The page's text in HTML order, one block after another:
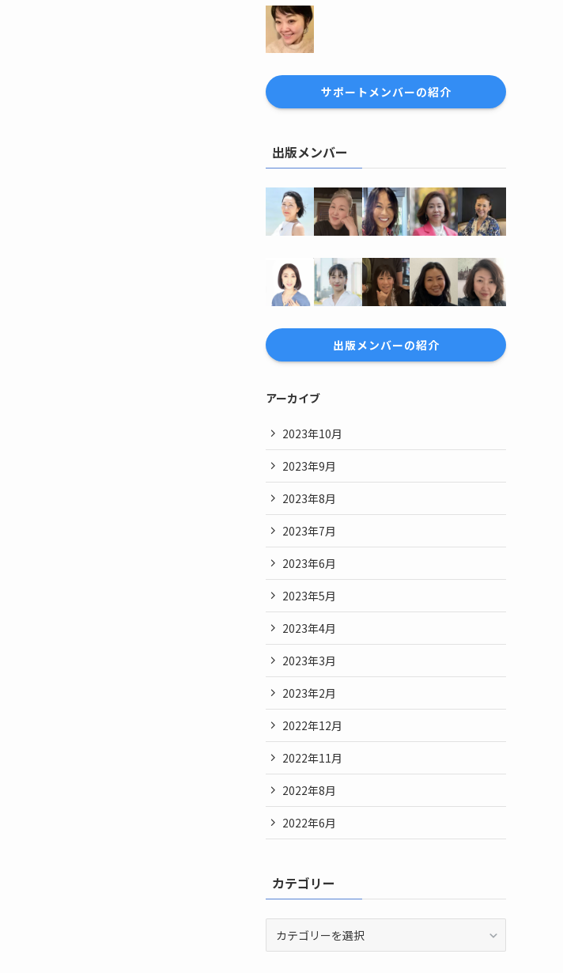
サポートメンバーの紹介
出版メンバー
出版メンバーの紹介
アーカイブ
2023年10月
2023年9月
2023年8月
2023年7月
2023年6月
2023年5月
2023年4月
2023年3月
2023年2月
2022年12月
2022年11月
2022年8月
2022年6月
カテゴリー